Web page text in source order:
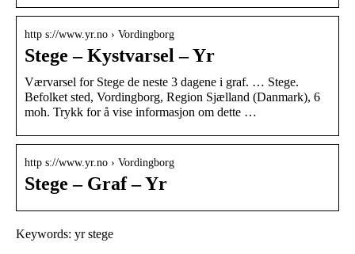
http s://www.yr.no › Vordingborg
Stege – Kystvarsel – Yr
Værvarsel for Stege de neste 3 dagene i graf. … Stege.
Befolket sted, Vordingborg, Region Sjælland (Danmark), 6
moh. Trykk for å vise informasjon om dette …
http s://www.yr.no › Vordingborg
Stege – Graf – Yr
Keywords: yr stege